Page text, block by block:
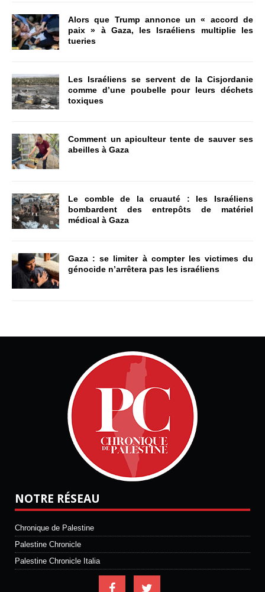
Alors que Trump annonce un « accord de
paix » à Gaza, les Israéliens multiplie les
tueries
Les Israéliens se servent de la Cisjordanie
comme d’une poubelle pour leurs déchets
toxiques
Comment un apiculteur tente de sauver ses
abeilles à Gaza
Le comble de la cruauté : les Israéliens
bombardent des entrepôts de matériel
médical à Gaza
Gaza : se limiter à compter les victimes du
génocide n’arrêtera pas les israéliens
NOTRE RÉSEAU
Chronique de Palestine
Palestine Chronicle
Palestine Chronicle Italia